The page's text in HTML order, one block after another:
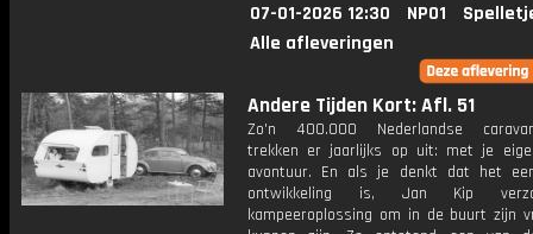
07-01-2026 12:30 NPO1
Alle afleveringen
Andere Tijden Kort: Afl. 51
Zo'n 400.000 Nederlandse
trekken er jaarlijks op uit: met je
avontuur. En als je denkt dat het
ontwikkeling is, Jan Kip
kampeeroplossing om in de buurt zijn